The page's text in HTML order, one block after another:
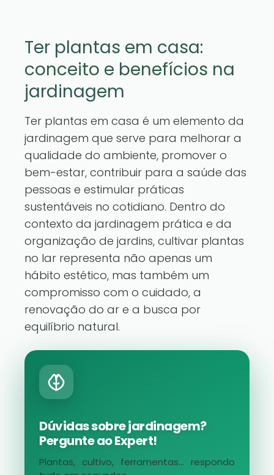
Ter plantas em casa:
conceito e benefícios na
jardinagem
Ter plantas em casa é um elemento da
jardinagem que serve para melhorar a
qualidade do ambiente, promover o
bem-estar, contribuir para a saúde das
pessoas e estimular práticas
sustentáveis no cotidiano. Dentro do
contexto da jardinagem prática e da
organização de jardins, cultivar plantas
no lar representa não apenas um
hábito estético, mas também um
compromisso com o cuidado, a
renovação do ar e a busca por
equilíbrio natural.
Dúvidas sobre jardinagem?
Pergunte ao Expert!
Plantas, cultivo, ferramentas... respondo